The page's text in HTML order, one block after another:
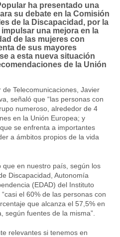
ha presentado una
su debate en la Comisión
de la Discapacidad, por la
una mejora en la
de las mujeres con
de sus mayores
a esta nueva situación
de la Unión
Telecomunicaciones, Javier
señaló que “las personas con
numeroso, alrededor de 4
en la Unión Europea; y
se enfrenta a importantes
a ámbitos propios de la vida
que en nuestro país, según los
Discapacidad, Autonomía
(EDAD) del Instituto
el 60% de las personas con
que alcanza el 57,5% en
según fuentes de la misma”.
relevantes si tenemos en